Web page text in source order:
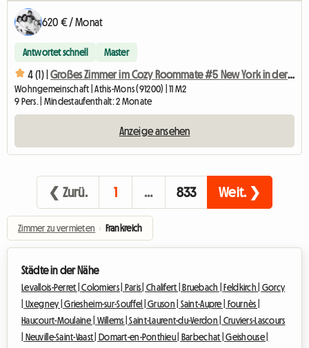
620 € / Monat
Antwortet schnell Master
4 (1) | Großes Zimmer im Cozy Roommate #5 New York in der Nähe von Olry
Wohngemeinschaft | Athis-Mons (91200) | 11 M2
9 Pers. | Mindestaufenthalt: 2 Monate
Anzeige ansehen
❮ Zurü. 1 … 833 Weit. ❯
Zimmer zu vermieten › Frankreich
Städte in der Nähe
Levallois-Perret |Colomiers | Paris | Chalifert | Bruebach | Feldkirch | Gorcy
Uxegney |Griesheim-sur-Souffel |Gruson | Saint-Aupre |
Fournès |
Haucourt-Moulaine | Willems |Saint-Laurent-du-Verdon | Cruviers-Lascours
Neuville-Saint-Vaast | Domart-en-Ponthieu | Barbechat |Geishouse |